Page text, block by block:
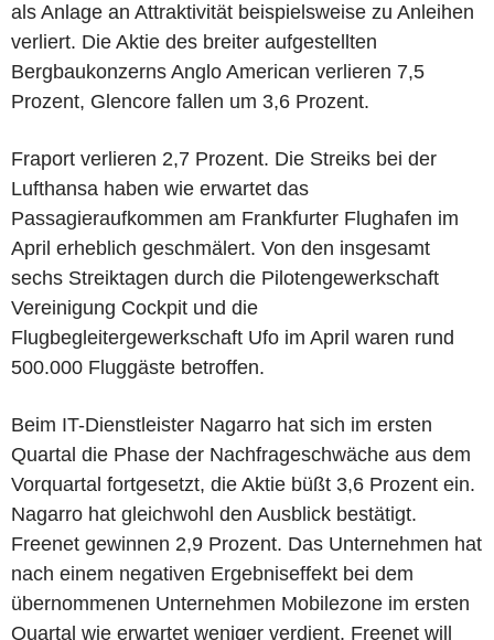
als Anlage an Attraktivität beispielsweise zu Anleihen
verliert. Die Aktie des breiter aufgestellten
Bergbaukonzerns Anglo American verlieren 7,5
Prozent, Glencore fallen um 3,6 Prozent.
Fraport verlieren 2,7 Prozent. Die Streiks bei der
Lufthansa haben wie erwartet das
Passagieraufkommen am Frankfurter Flughafen im
April erheblich geschmälert. Von den insgesamt
sechs Streiktagen durch die Pilotengewerkschaft
Vereinigung Cockpit und die
Flugbegleitergewerkschaft Ufo im April waren rund
500.000 Fluggäste betroffen.
Beim IT-Dienstleister Nagarro hat sich im ersten
Quartal die Phase der Nachfrageschwäche aus dem
Vorquartal fortgesetzt, die Aktie büßt 3,6 Prozent ein.
Nagarro hat gleichwohl den Ausblick bestätigt.
Freenet gewinnen 2,9 Prozent. Das Unternehmen hat
nach einem negativen Ergebniseffekt bei dem
übernommenen Unternehmen Mobilezone im ersten
Quartal wie erwartet weniger verdient. Freenet will